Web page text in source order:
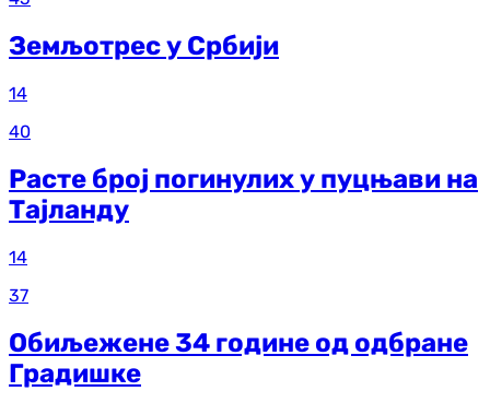
Земљотрес у Србији
14
40
Расте број погинулих у пуцњави на
Тајланду
14
37
Обиљежене 34 године од одбране
Градишке